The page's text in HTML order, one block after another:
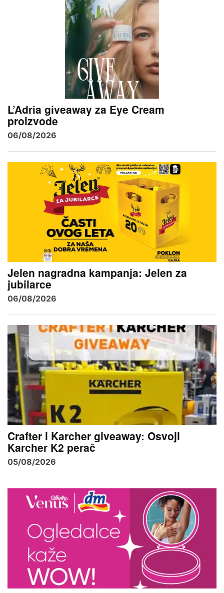
L’Adria giveaway za Eye Cream
proizvode
06/08/2026
Jelen nagradna kampanja: Jelen za
jubilarce
06/08/2026
Crafter i Karcher giveaway: Osvoji
Karcher K2 perač
05/08/2026